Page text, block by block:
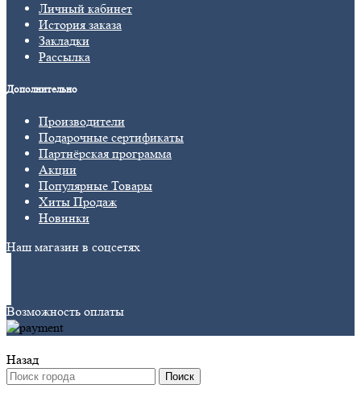
Личный кабинет
История заказа
Закладки
Рассылка
Дополнительно
Производители
Подарочные сертификаты
Партнёрская программа
Акции
Популярные Товары
Хиты Продаж
Новинки
Наш магазин в соцсетях
Возможность оплаты
Назад
Поиск